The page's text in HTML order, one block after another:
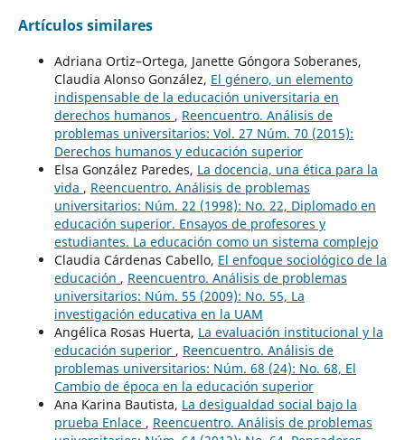
Artículos similares
Adriana Ortiz–Ortega, Janette Góngora Soberanes,
Claudia Alonso González, El género, un elemento
indispensable de la educación universitaria en
derechos humanos , Reencuentro. Análisis de
problemas universitarios: Vol. 27 Núm. 70 (2015):
Derechos humanos y educación superior
Elsa González Paredes, La docencia, una ética para la
vida , Reencuentro. Análisis de problemas
universitarios: Núm. 22 (1998): No. 22, Diplomado en
educación superior. Ensayos de profesores y
estudiantes. La educación como un sistema complejo
Claudia Cárdenas Cabello, El enfoque sociológico de la
educación , Reencuentro. Análisis de problemas
universitarios: Núm. 55 (2009): No. 55, La
investigación educativa en la UAM
Angélica Rosas Huerta, La evaluación institucional y la
educación superior , Reencuentro. Análisis de
problemas universitarios: Núm. 68 (24): No. 68, El
Cambio de época en la educación superior
Ana Karina Bautista, La desigualdad social bajo la
prueba Enlace , Reencuentro. Análisis de problemas